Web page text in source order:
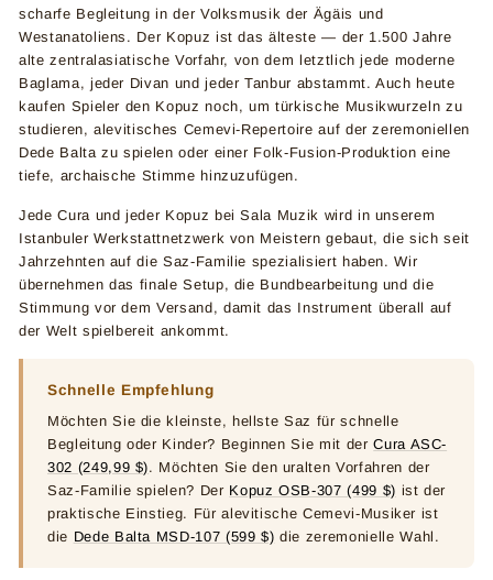
scharfe Begleitung in der Volksmusik der Ägäis und
Westanatoliens. Der Kopuz ist das älteste — der 1.500 Jahre
alte zentralasiatische Vorfahr, von dem letztlich jede moderne
Baglama, jeder Divan und jeder Tanbur abstammt. Auch heute
kaufen Spieler den Kopuz noch, um türkische Musikwurzeln zu
studieren, alevitisches Cemevi-Repertoire auf der zeremoniellen
Dede Balta zu spielen oder einer Folk-Fusion-Produktion eine
tiefe, archaische Stimme hinzuzufügen.
Jede Cura und jeder Kopuz bei Sala Muzik wird in unserem
Istanbuler Werkstattnetzwerk von Meistern gebaut, die sich seit
Jahrzehnten auf die Saz-Familie spezialisiert haben. Wir
übernehmen das finale Setup, die Bundbearbeitung und die
Stimmung vor dem Versand, damit das Instrument überall auf
der Welt spielbereit ankommt.
Schnelle Empfehlung
Möchten Sie die kleinste, hellste Saz für schnelle
Begleitung oder Kinder? Beginnen Sie mit derCura ASC-
302 (249,99 $). Möchten Sie den uralten Vorfahren der
Saz-Familie spielen? Der Kopuz OSB-307 (499 $) ist der
praktische Einstieg. Für alevitische Cemevi-Musiker ist
die Dede Balta MSD-107 (599 $) die zeremonielle Wahl.